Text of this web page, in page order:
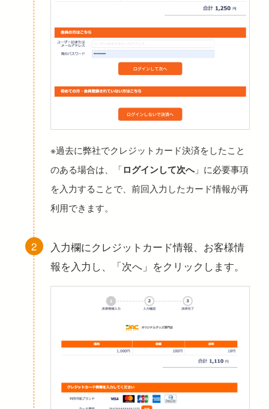
※過去に弊社でクレジットカード決済をしたこと
のある場合は、「ログインして次へ」に必要事項
を入力することで、前回入力したカード情報が再
利用できます。
入力欄にクレジットカード情報、お客様情
報を入力し、「次へ」をクリックします。